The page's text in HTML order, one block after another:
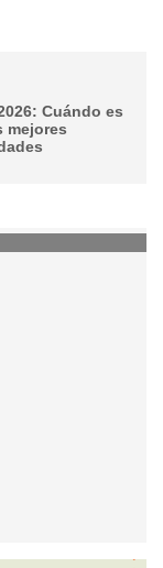
Cuándo es
mejores